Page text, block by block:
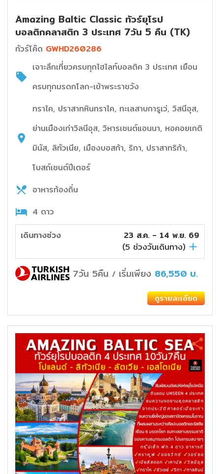
Amazing Baltic Classic ทัวร์ยุโรป
บอลติกคลาสติก 3 ประเทศ 7วัน 5 คืน (TK)
ทัวร์โค๊ด GWHD260286
เจาะลึกเที่ยวครบทุกไฮไลท์บอลติค 3 ประเทศ เยือน
ครบทุกมรดกโลก-เข้าพระราชวัง
ทราไค, ปราสาทหินทราไค, ทะเลสาบการูเว่, วิสนีอุส,
ย่านเมืองเก่าวิลนีอุส, วิหารเซนต์แอนนา, หอคอยเกดิ
มินัส, ลิทัวเนีย, เมืองบอสก้า, ริกา, ปราสาทริก้า,
โบสถ์เซนต์ปีเตอร์
อาหารท้องถิ่น
4 ดาว
เดินทางช่วง
23 ส.ค. - 14 พ.ย. 69
(5 ช่วงวันเดินทาง)
7วัน 5คืน / เริ่มเพียง 86,550 บ.
ดูรายละเอียด